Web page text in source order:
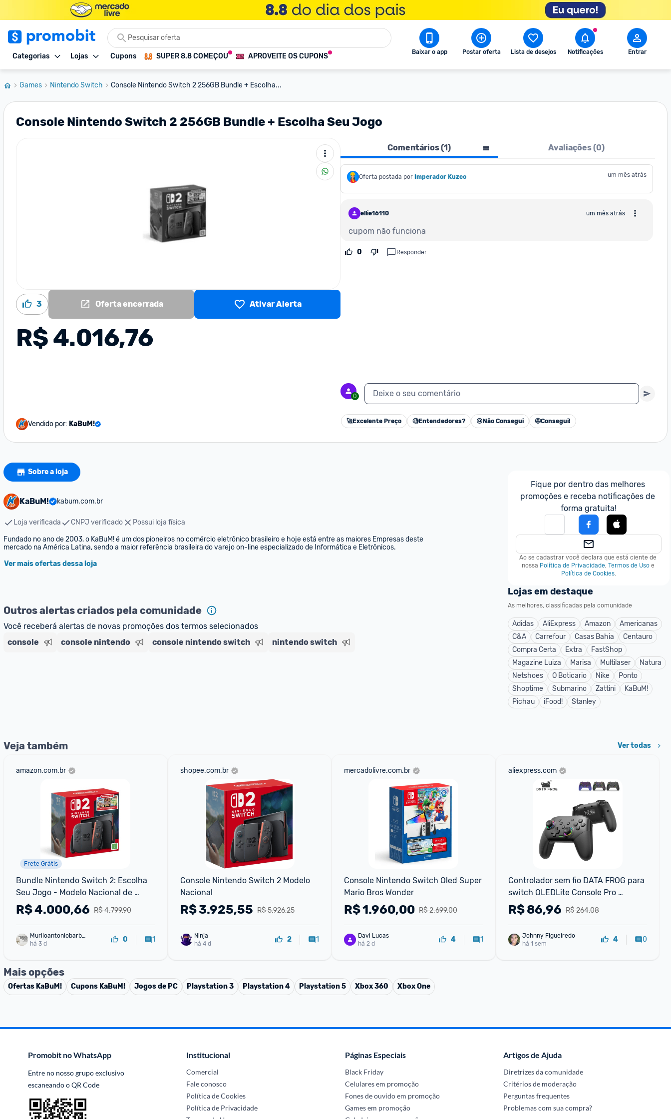
Categorias Lojas Cupons SUPER 8.8 COMEÇOU APROVEITE OS CUPONS Baixar o app Postar oferta Lista de desejos Notificações Entrar
Games Nintendo Switch Console Nintendo Switch 2 256GB Bundle + Escolha...
Console Nintendo Switch 2 256GB Bundle + Escolha Seu Jogo
3 Oferta encerrada Ativar Alerta
R$ 4.016,76
Vendido por: KaBuM!
Comentários (1) Avaliações (0)
Oferta postada por Imperador Kuzco um mês atrás
ellie16110 um mês atrás
cupom não funciona
0 Responder
0 Deixe o seu comentário
🚀Excelente Preço 🧐Entendedores? 😢 Não Consegui 🤩Consegui!
Sobre a loja
KaBuM! kabum.com.br
Loja verificada CNPJ verificado
Possui loja física
Fundado no ano de 2003, o KaBuM! é um dos pioneiros no comércio eletrônico brasileiro e hoje está entre as maiores Empresas deste
mercado na América Latina, sendo a maior referência brasileira do varejo on-line especializado de Informática e Eletrônicos.
Ver mais ofertas dessa loja
Outros alertas criados pela comunidade
Você receberá alertas de novas promoções dos termos selecionados
console
console nintendo console nintendo switch nintendo switch
Fique por dentro das melhores
promoções e receba notificações de
forma gratuita!
Ao se cadastrar você declara que está ciente de
nossa Política de Privacidade, Termos de Uso e
Política de Cookies.
Lojas em destaque
As melhores, classificadas pela comunidade
Adidas AliExpress Amazon
Americanas
C&A
Carrefour Casas Bahia
Centauro
Compra Certa
Extra
FastShop
Magazine Luiza
Marisa Multilaser
Natura
Netshoes
O Boticario Nike
Ponto
Shoptime
Submarino Zattini
KaBuM!
Pichau
iFood! Stanley
Veja também Ver todas
amazon.com.br
Frete Grátis
Bundle Nintendo Switch 2: Escolha
Seu Jogo - Modelo Nacional de
Tomada
R$ 4.799,90
R$4.000,66
Muriloantoniobarbo
sa
há 3 d 0 1
shopee.com.br
Console Nintendo Switch 2 Modelo
Nacional
R$ 5.926,25
R$3.925,55
há 4 d
2 1
mercadolivre.com.br
Console Nintendo Switch Oled Super
Mario Bros Wonder
R$ 2.699,00
R$1.960,00
Davi Lucas
há 2 d
4 1
aliexpress.com
Controlador sem fio DATA FROG para
switch OLEDLite Console Pro
Gamepad com bateria de 1000mAh
Função turbo programáv
R$ 264,08
R$86,96
Johnny Figueiredo
há 1 sem
4 0
Mais opções
Ofertas KaBuM! Cupons KaBuM! Jogos de PC Playstation 3 Playstation 4 Playstation 5 Xbox 360 Xbox One
Promobit no WhatsApp
Entre no nosso grupo exclusivo
escaneando o QR Code
Institucional
Comercial
Fale conosco
Política de Cookies
Política de Privacidade
Páginas Especiais
Black Friday
Celulares em promoção
Fones de ouvido em promoção
Games em promoção
Artigos de Ajuda
Diretrizes da comunidade
Critérios de moderação
Perguntas frequentes
Problemas com sua compra?